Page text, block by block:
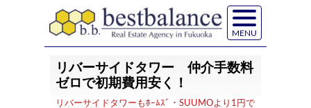
MENU
リバーサイドタワー 仲介手数料
ゼロで初期費用安く！
リバーサイドタワーもﾎｰﾑｽﾞ・SUUMOより1円で